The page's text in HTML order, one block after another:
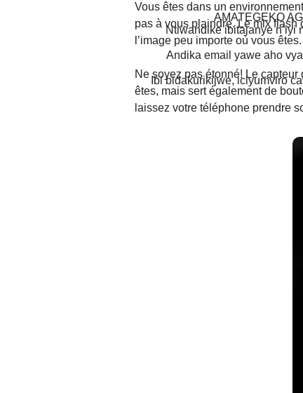
Vous êtes dans un
pas à vous plaindre. Le mix
l’image peu importe où vous êtes.
Ne soyez pas étonné! Le
êtes, mais sert également de
laissez votre téléphone prendre
AMATEGEKO
Ntiwandike ibitajanye n’iyi
Andika email yawe aho
Ibi bidakurikijwe, iciyumviro